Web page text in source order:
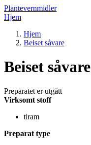
Plantevernmidler
Hjem
Hjem
Beiset såvare
Beiset såvare
Preparatet er utgått
Virksomt stoff
tiram
Preparat type